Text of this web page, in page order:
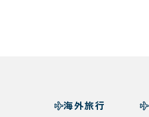
海外旅行